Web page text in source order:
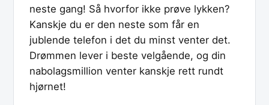
neste gang! Så hvorfor ikke prøve lykken?
Kanskje du er den neste som får en
jublende telefon i det du minst venter det.
Drømmen lever i beste velgående, og din
nabolagsmillion venter kanskje rett rundt
hjørnet!